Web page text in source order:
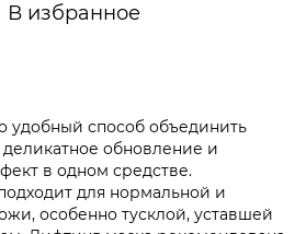
В избранное
удобный способ объединить
обновление и
в одном средстве.
для нормальной и
особенно тусклой, уставшей